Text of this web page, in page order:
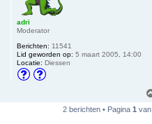
adri
Moderator
Berichten: 11541
Lid geworden op: 5 maart 2005, 14:00
Locatie: Diessen
2 berichten • Pagina 1 van